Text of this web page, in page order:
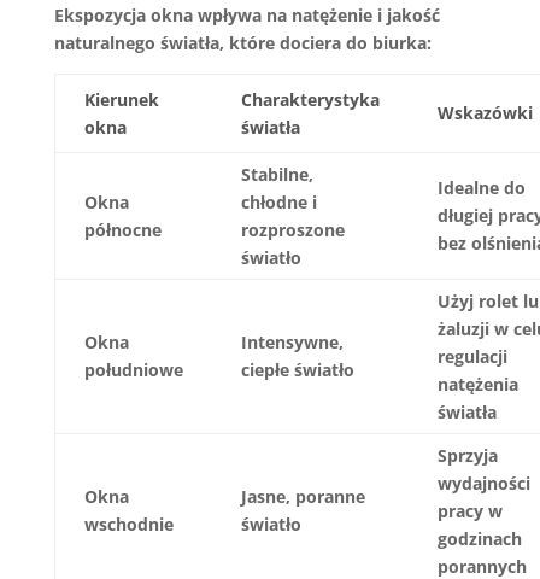
Ekspozycja okna wpływa na natężenie i jakość
naturalnego światła, które dociera do biurka:
Kierunek
okna
Charakterystyka
światła
Wskazówki
Okna
północne
Stabilne,
chłodne i
rozproszone
światło
Idealne do
długiej
bez
Okna
południowe
Intensywne,
ciepłe światło
Użyj rolet
żaluzji w
regulacji
natężenia
światła
Okna
wschodnie
Jasne, poranne
światło
Sprzyja
wydajności
pracy w
godzinach
porannych